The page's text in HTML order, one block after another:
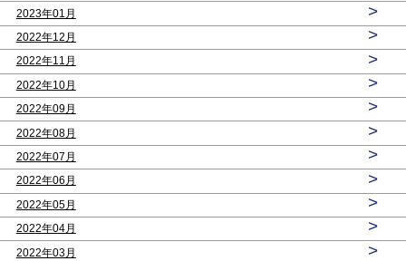
2023年01月 >
2022年12月 >
2022年11月 >
2022年10月 >
2022年09月 >
2022年08月 >
2022年07月 >
2022年06月 >
2022年05月 >
2022年04月 >
2022年03月 >